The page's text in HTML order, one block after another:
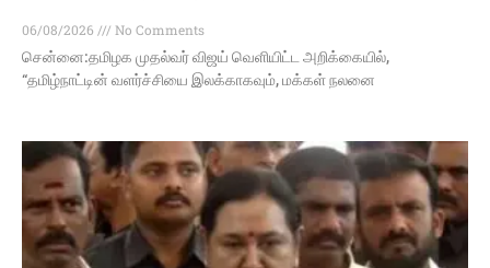
06/08/2026
No Comments
சென்னை:தமிழக முதல்வர் விஜய் வெளியிட்ட அறிக்கையில்,
“தமிழ்நாட்டின் வளர்ச்சியை இலக்காகவும், மக்கள் நலனை